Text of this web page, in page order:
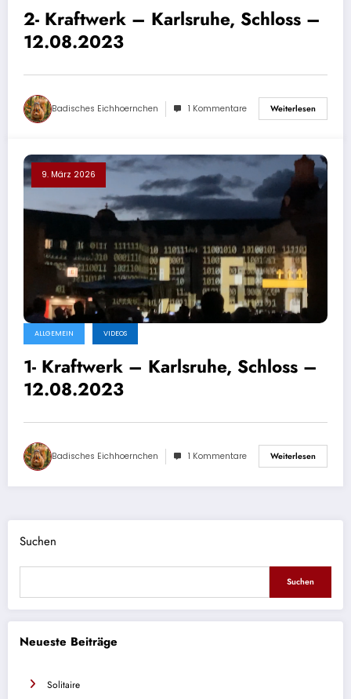
2- Kraftwerk – Karlsruhe, Schloss –
12.08.2023
Badisches Eichhoernchen 1 Kommentare Weiterlesen
9. März 2026
ALLGEMEIN VIDEOS
1- Kraftwerk – Karlsruhe, Schloss –
12.08.2023
Badisches Eichhoernchen 1 Kommentare Weiterlesen
Suchen
Suchen
Neueste Beiträge
Solitaire